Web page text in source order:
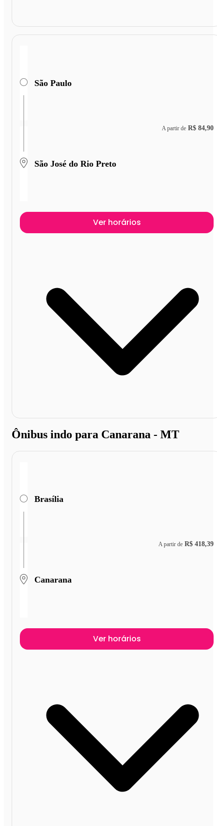
São Paulo
São José do Rio Preto
A partir de R$ 84,90
Ver horários
Ônibus indo para Canarana - MT
Brasília
Canarana
A partir de R$ 418,39
Ver horários